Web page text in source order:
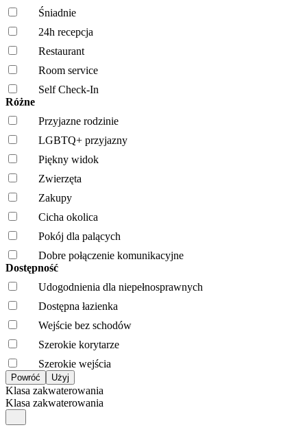
Śniadnie
24h recepcja
Restaurant
Room service
Self Check-In
Różne
Przyjazne rodzinie
LGBTQ+ przyjazny
Piękny widok
Zwierzęta
Zakupy
Cicha okolica
Pokój dla palących
Dobre połączenie komunikacyjne
Dostępność
Udogodnienia dla niepełnosprawnych
Dostępna łazienka
Wejście bez schodów
Szerokie korytarze
Szerokie wejścia
Klasa zakwaterowania
Klasa zakwaterowania